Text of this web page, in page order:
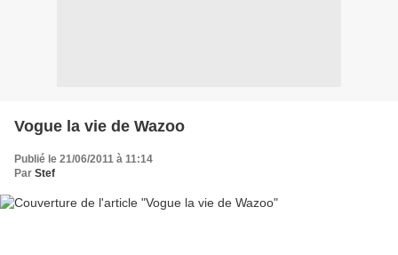
Vogue la vie de Wazoo
Publié le 21/06/2011 à 11:14
Par Stef